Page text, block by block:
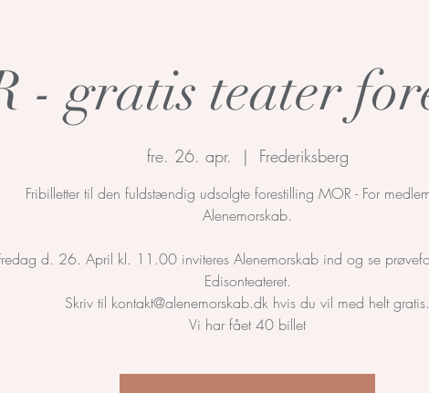
- gratis teater
fre. 26. apr.
  |
Frederiksberg
Fribilletter til den fuldstændig udsolgte forestilling MOR - For
Alenemorskab.
d. 26. April kl. 11.00 inviteres Alenemorskab ind og se
Edisonteateret.
Skriv til kontakt@alenemorskab.dk hvis du vil med helt gratis.
Vi har fået 40 billet